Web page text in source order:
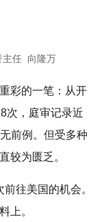
主任 向隆万
彩的一笔：从开
次，庭审记录近
前例。但受多种
较为匮乏。
往美国的机会。
上。